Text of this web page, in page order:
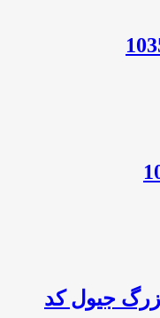
جیول کد